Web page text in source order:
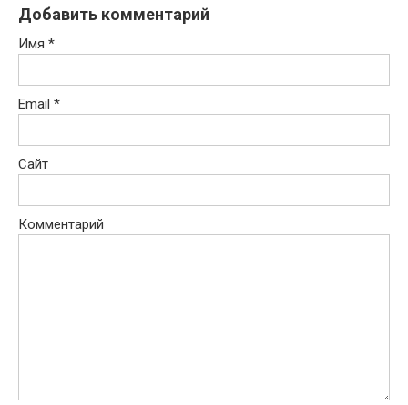
Добавить комментарий
Имя *
Email *
Сайт
Комментарий